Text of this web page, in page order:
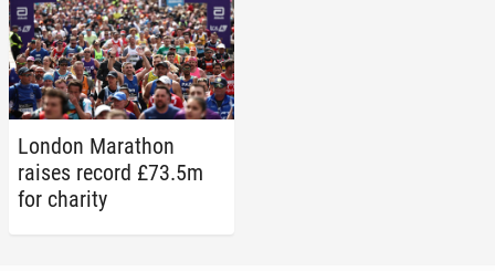
London Marathon
raises record £73.5m
for charity